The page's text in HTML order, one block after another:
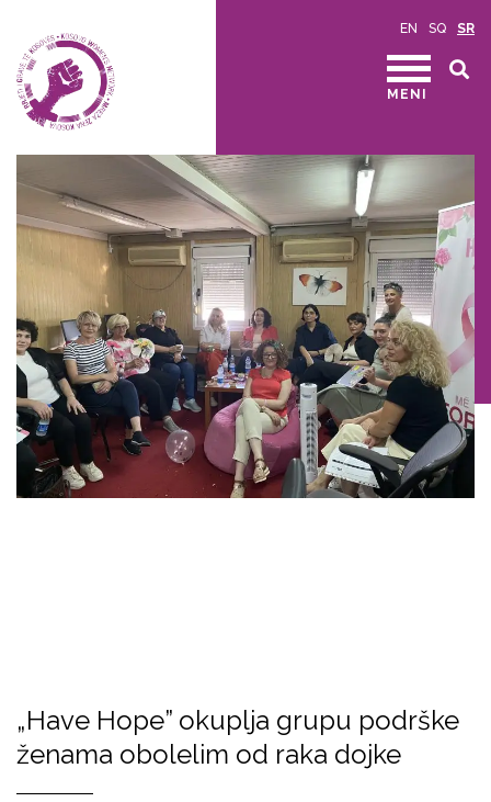
EN SQ SR
MENI
„Have Hope” okuplja grupu podrške
ženama obolelim od raka dojke